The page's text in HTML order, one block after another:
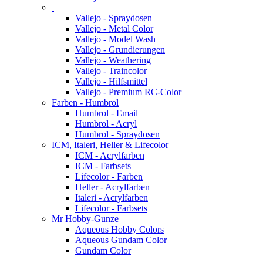
Vallejo - Spraydosen
Vallejo - Metal Color
Vallejo - Model Wash
Vallejo - Grundierungen
Vallejo - Weathering
Vallejo - Traincolor
Vallejo - Hilfsmittel
Vallejo - Premium RC-Color
Farben - Humbrol
Humbrol - Email
Humbrol - Acryl
Humbrol - Spraydosen
ICM, Italeri, Heller & Lifecolor
ICM - Acrylfarben
ICM - Farbsets
Lifecolor - Farben
Heller - Acrylfarben
Italeri - Acrylfarben
Lifecolor - Farbsets
Mr Hobby-Gunze
Aqueous Hobby Colors
Aqueous Gundam Color
Gundam Color